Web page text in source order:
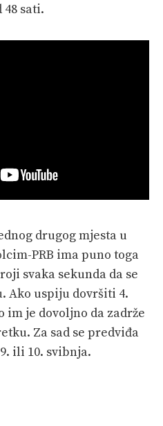
sati.
drugog mjesta u
PRB ima puno toga
svaka sekunda da se
Ako uspiju dovršiti 4.
im je dovoljno da zadrže
Za sad se predviđa
ili 10. svibnja.